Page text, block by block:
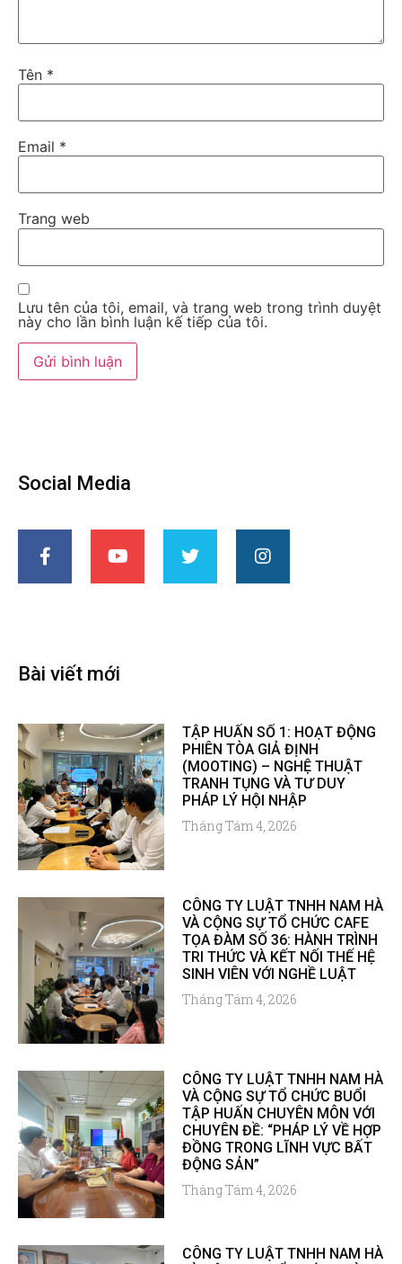
Tên *
Email *
Trang web
Lưu tên của tôi, email, và trang web trong trình duyệt
này cho lần bình luận kế tiếp của tôi.
Social Media
Bài viết mới
TẬP HUẤN SỐ 1: HOẠT ĐỘNG
PHIÊN TÒA GIẢ ĐỊNH
(MOOTING) – NGHỆ THUẬT
TRANH TỤNG VÀ TƯ DUY
PHÁP LÝ HỘI NHẬP
Tháng Tám 4, 2026
CÔNG TY LUẬT TNHH NAM HÀ
VÀ CỘNG SỰ TỔ CHỨC CAFE
TỌA ĐÀM SỐ 36: HÀNH TRÌNH
TRI THỨC VÀ KẾT NỐI THẾ HỆ
SINH VIÊN VỚI NGHỀ LUẬT
Tháng Tám 4, 2026
CÔNG TY LUẬT TNHH NAM HÀ
VÀ CỘNG SỰ TỔ CHỨC BUỔI
TẬP HUẤN CHUYÊN MÔN VỚI
CHUYÊN ĐỀ: “PHÁP LÝ VỀ HỢP
ĐỒNG TRONG LĨNH VỰC BẤT
ĐỘNG SẢN”
Tháng Tám 4, 2026
CÔNG TY LUẬT TNHH NAM HÀ